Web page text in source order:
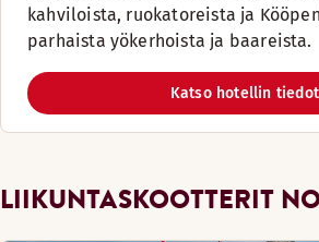
kahviloista, ruokatoreista ja
parhaista yökerhoista ja baareista.
Katso hotellin tiedot
LIIKUNTASKOOTTERIT